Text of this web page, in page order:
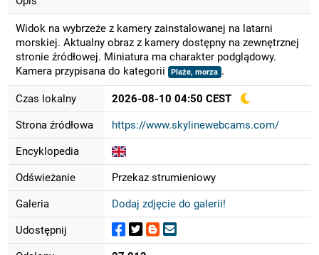
Widok na wybrzeże z kamery zainstalowanej na latarni
morskiej. Aktualny obraz z kamery dostępny na zewnętrznej
stronie źródłowej. Miniatura ma charakter podglądowy.
Kamera przypisana do kategorii
Plaże, morza .
Czas lokalny 2026-08-10 04:50 CEST
Strona źródłowa https://www.skylinewebcams.com/
Encyklopedia
Odświeżanie Przekaz strumieniowy
Galeria Dodaj zdjęcie do galerii!
Udostępnij